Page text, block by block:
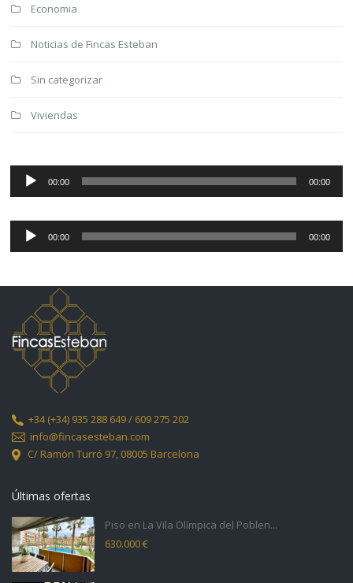
Economia
Noticias de Fincas Esteban
Sin categorizar
Viviendas
Reproductor
audio
00:00 00:00
Reproductor
audio
00:00 00:00
+34(+34) 935 288 649 / 609 275 202
info@fincasesteban.com
C/ Ramón Turró 97, 08005 Barcelona
Últimas ofertas
Piso en La Vila Olímpica del Poblen...
630.000 €